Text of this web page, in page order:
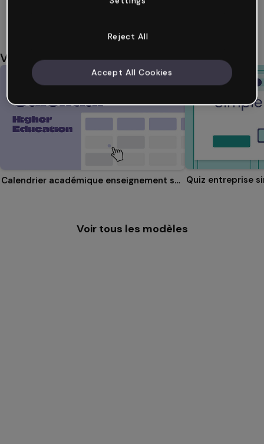
Vous aimerez aussi
Calendrier académique enseignement supérieur Quiz entreprise
Voir tous les modèles
Reject All
Accept All Cookies